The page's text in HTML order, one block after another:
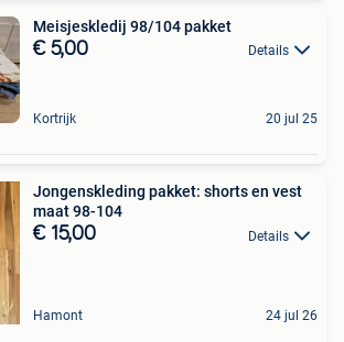
Meisjeskledij 98/104 pakket
€ 5,00 Details
Kortrijk 20 jul 25
Jongenskleding pakket: shorts en vest
maat 98-104
€ 15,00 Details
Hamont 24 jul 26